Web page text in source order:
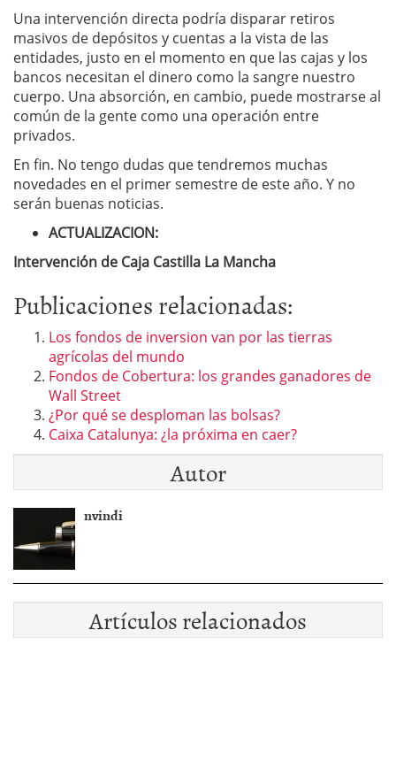
Una intervención directa podría disparar retiros
masivos de depósitos y cuentas a la vista de las
entidades, justo en el momento en que las cajas y los
bancos necesitan el dinero como la sangre nuestro
cuerpo. Una absorción, en cambio, puede mostrarse al
común de la gente como una operación entre
privados.
En fin. No tengo dudas que tendremos muchas
novedades en el primer semestre de este año. Y no
serán buenas noticias.
ACTUALIZACION:
Intervención de Caja Castilla La Mancha
Publicaciones relacionadas:
Los fondos de inversion van por las tierras
agrícolas del mundo
Fondos de Cobertura: los grandes ganadores de
Wall Street
¿Por qué se desploman las bolsas?
Caixa Catalunya: ¿la próxima en caer?
Autor
nvindi
Artículos relacionados